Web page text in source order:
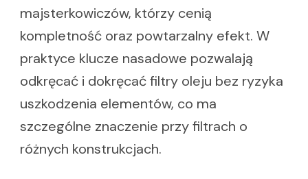
majsterkowiczów, którzy cenią
kompletność oraz powtarzalny efekt. W
praktyce klucze nasadowe pozwalają
odkręcać i dokręcać filtry oleju bez ryzyka
uszkodzenia elementów, co ma
szczególne znaczenie przy filtrach o
różnych konstrukcjach.